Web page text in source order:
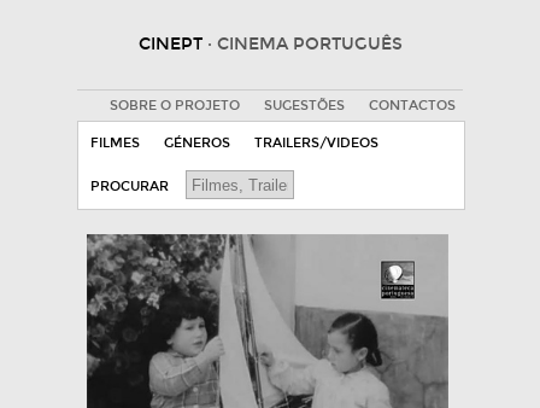
CINEPT · CINEMA PORTUGUÊS
SOBRE O PROJETO SUGESTÕES CONTACTOS
FILMES GÉNEROS TRAILERS/VIDEOS
PROCURAR